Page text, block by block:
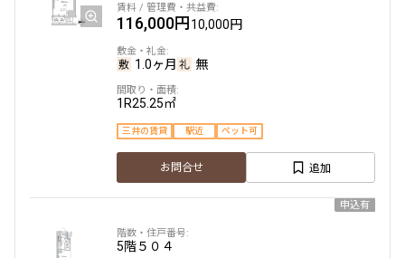
116,000円10,000円
1.0ヶ月 無
1R25.25㎡
三井の賃貸 駅近 ペット可
お問合せ 追加
申込有
5階５０４